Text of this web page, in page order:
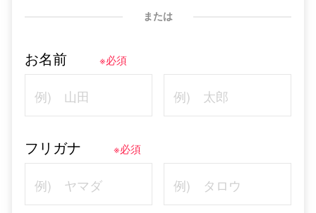
または
お名前 ※必須
フリガナ ※必須